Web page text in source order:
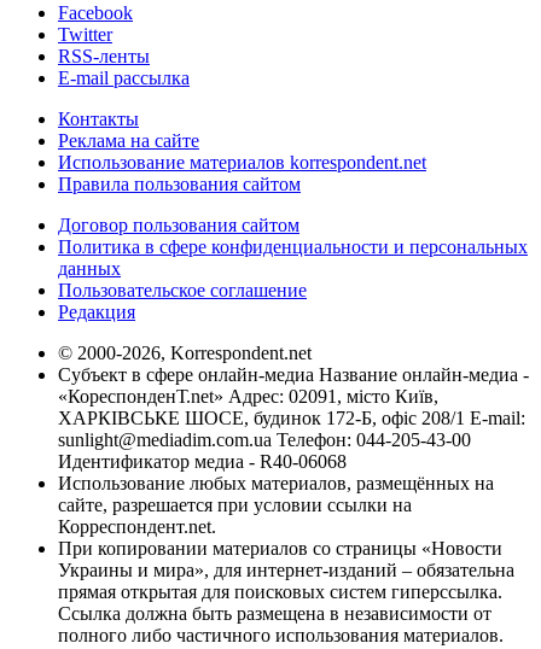
Facebook
Twitter
RSS-ленты
E-mail рассылка
Контакты
Реклама на сайте
Использование материалов korrespondent.net
Правила пользования сайтом
Договор пользования сайтом
Политика в сфере конфиденциальности и персональных
данных
Пользовательское соглашение
Редакция
© 2000-2026, Korrespondent.net
Субъект в сфере онлайн-медиа Название онлайн-медиа -
«КореспонденТ.net» Адрес: 02091, місто Київ,
ХАРКІВСЬКЕ ШОСЕ, будинок 172-Б, офіс 208/1 E-mail:
sunlight@mediadim.com.ua Телефон: 044-205-43-00
Идентификатор медиа - R40-06068
Использование любых материалов, размещённых на
сайте, разрешается при условии ссылки на
Корреспондент.net.
При копировании материалов со страницы «Новости
Украины и мира», для интернет-изданий – обязательна
прямая открытая для поисковых систем гиперссылка.
Ссылка должна быть размещена в независимости от
полного либо частичного использования материалов.